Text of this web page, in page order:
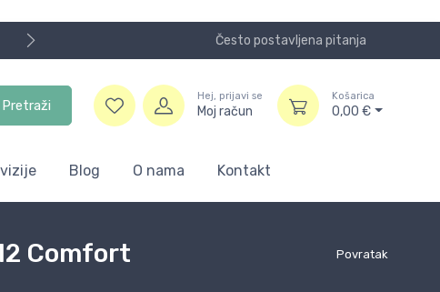
Često postavljena pitanja
Pretraži
Hej, prijavi se
Moj račun
Košarica
0,00 €
Blog O nama Kontakt
Povratak
Comfort